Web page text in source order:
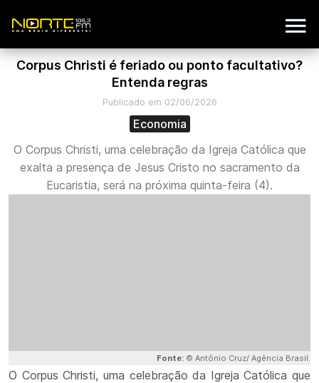
Corpus Christi é feriado ou ponto facultativo?
Entenda regras
Publicado em 02/06/2026
Economia
O Corpus Christi, uma celebração da Igreja Católica que
exalta a presença de Jesus Cristo no sacramento da
Eucaristia, será na próxima quinta-feira (4).
Fonte: © Antônio Cruz/ Agência Brasil.
O Corpus Christi, uma celebração da Igreja Católica que